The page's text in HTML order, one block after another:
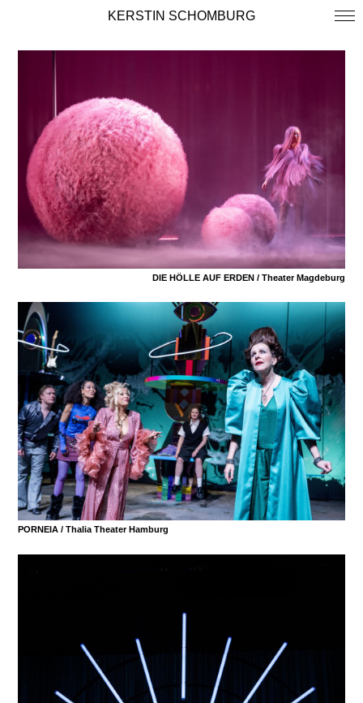
KERSTIN SCHOMBURG
DIE HÖLLE AUF ERDEN / Theater Magdeburg
PORNEIA /Thalia Theater Hamburg